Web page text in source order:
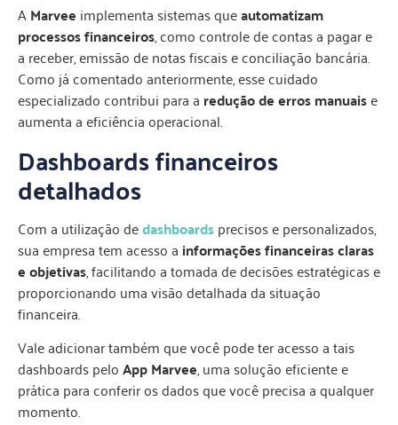
AMarvee implementa sistemas queautomatizam
processos financeiros, como controle de contas a pagar e
a receber, emissão de notas fiscais e conciliação bancária.
Como já comentado anteriormente, esse cuidado
especializado contribui para a redução de erros manuaise
aumenta a eficiência operacional.
Dashboards financeiros
detalhados
Com a utilização dedashboardsprecisos e personalizados,
sua empresa tem acesso a informações financeiras claras
e objetivas, facilitando a tomada de decisões estratégicas e
proporcionando uma visão detalhada da situação
financeira.
Vale adicionar também que você pode ter acesso a tais
dashboards peloApp Marvee, uma solução eficiente e
prática para conferir os dados que você precisa a qualquer
momento.